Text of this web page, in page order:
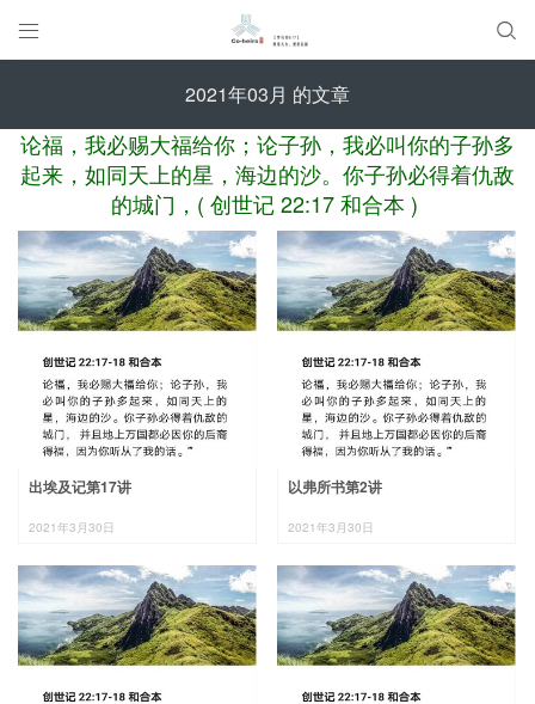
 
2021年03月 的文章
论福，我必赐大福给你；论子孙，我必叫你的子孙多
起来，如同天上的星，海边的沙。你子孙必得着仇敌
的城门，( 创世记 22:17 和合本 )
出埃及记第17讲
2021年3月30日
以弗所书第2讲
2021年3月30日